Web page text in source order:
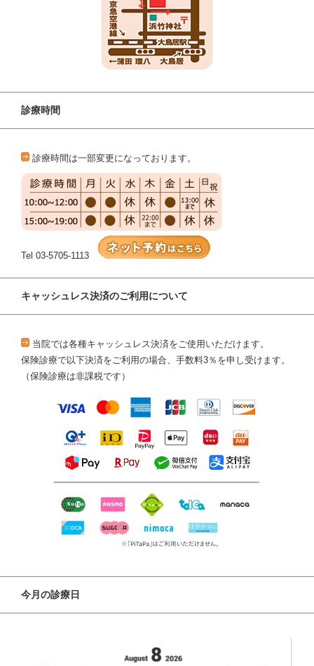
診療時間
診療時間は一部変更になっております。
Tel 03-5705-1113
キャッシュレス決済のご利用について
当院では各種キャッシュレス決済をご使用いただけます。
保険診療で以下決済をご利用の場合、手数料3％を申し受けます。
（保険診療は非課税です）
今月の診療日